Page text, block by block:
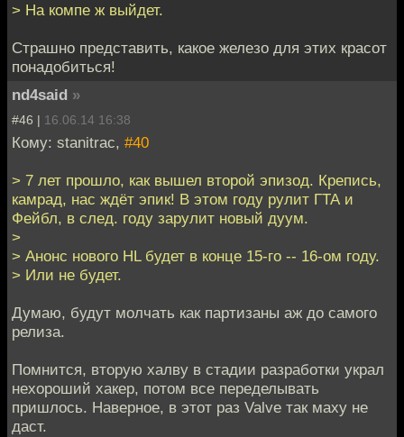
> На компе ж выйдет.
Страшно представить, какое железо для этих красот
понадобиться!
nd4said »
#46 | 16.06.14 16:38
Кому: stanitrac, #40
> 7 лет прошло, как вышел второй эпизод. Крепись,
камрад, нас ждёт эпик! В этом году рулит ГТА и
Фейбл, в след. году зарулит новый дуум.
>
> Анонс нового HL будет в конце 15-го -- 16-ом году.
> Или не будет.
Думаю, будут молчать как партизаны аж до самого
релиза.
Помнится, вторую халву в стадии разработки украл
нехороший хакер, потом все переделывать
пришлось. Наверное, в этот раз Valve так маху не
даст.